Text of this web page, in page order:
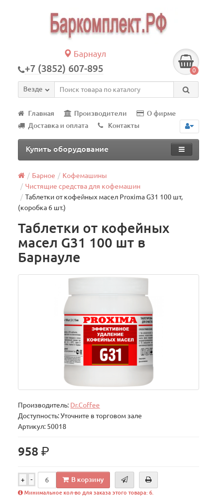
Барнаул
+7 (3852) 607-895 0
Везде
Главная Производители
О фирме
Доставка и оплата
Контакты
Купить оборудование
Барное
Кофемашины
Чистящие средства для кофемашин
Таблетки от кофейных масел Proxima G31 100 шт,
(коробка 6 шт.)
Таблетки от кофейных
масел G31 100 шт в
Барнауле
Производитель: Dr.Coffee
Доступность: Уточните в торговом зале
Артикул: 50018
958р.
+ - В корзину
Минимальное кол-во для заказа этого товара: 6.